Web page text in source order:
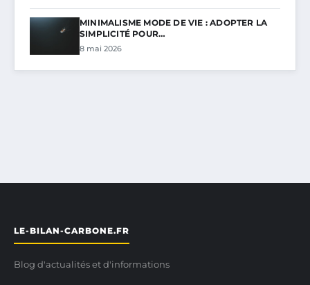
MINIMALISME MODE DE VIE : ADOPTER LA
SIMPLICITÉ POUR…
8 mai 2026
LE-BILAN-CARBONE.FR
Blog d'actualités et d'informations